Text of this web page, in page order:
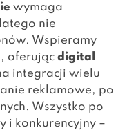
wymaga
nie
Wspieramy
oferując digital
integracji wielu
reklamowe, po
Wszystko po
i konkurencyjny –